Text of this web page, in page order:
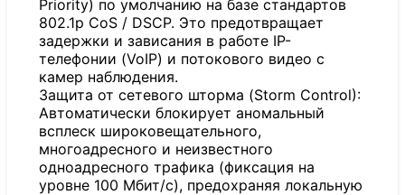
Priority) по умолчанию на базе стандартов
802.1p CoS / DSCP. Это предотвращает
задержки и зависания в работе IP-
телефонии (VoIP) и потокового видео с
камер наблюдения.
Защита от сетевого шторма (Storm Control):
Автоматически блокирует аномальный
всплеск широковещательного,
многоадресного и неизвестного
одноадресного трафика (фиксация на
уровне 100 Мбит/с), предохраняя локальную